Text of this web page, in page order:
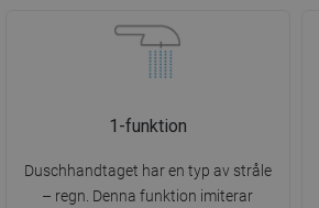
1-funktion
Duschhandtaget har en typ av stråle
– regn. Denna funktion imiterar